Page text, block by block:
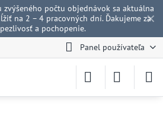
✕
zvýšeného počtu objednávok sa aktuálna
na 2 – 4 pracovných dní. Ďakujeme za
a pochopenie.
Panel používateľa